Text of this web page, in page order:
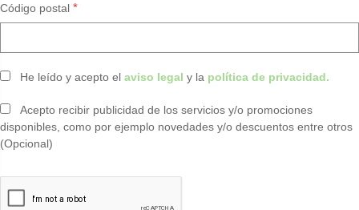
Código postal *
He leído y acepto el aviso legal y la política de privacidad.
Acepto recibir publicidad de los servicios y/o promociones
disponibles, como por ejemplo novedades y/o descuentos entre otros
(Opcional)